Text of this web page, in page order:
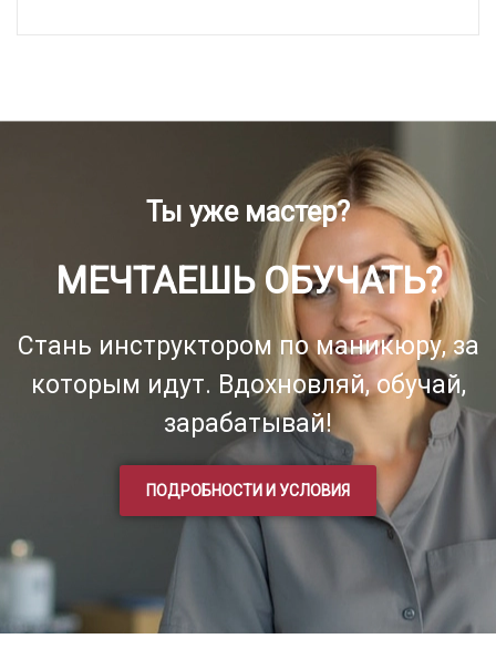
Ты уже мастер?
МЕЧТАЕШЬ ОБУЧАТЬ?
Стань инструктором по маникюру, за
которым идут. Вдохновляй, обучай,
зарабатывай!
ПОДРОБНОСТИ И УСЛОВИЯ